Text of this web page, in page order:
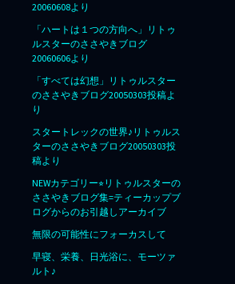
20060608より
「ハートは１つの方向へ」リトゥ
ルスターのささやきブログ
20060606より
「すべては幻想」リトゥルスター
のささやきブログ20050303投稿よ
り
スタートレックの世界♪リトゥルス
ターのささやきブログ20050303投
稿より
NEWカテゴリー⭐︎リトゥルスターの
ささやきブログ集=ティーカップブ
ログからのお引越しアーカイブ
無限の可能性にフォーカスして
早寝、栄養、日光浴に、モーツァ
ルト♪